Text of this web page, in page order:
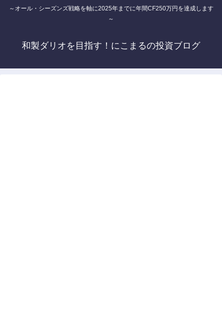
～オール・シーズンズ戦略を軸に2025年までに年間CF250万円を達成します
～
和製ダリオを目指す！にこまるの投資ブログ